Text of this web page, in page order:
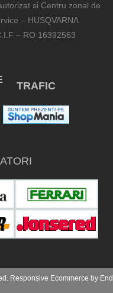
si Centru zonal de
– HUSQVARNA
– RO 16392563
TRAFIC
Responsive Ecommerce by End